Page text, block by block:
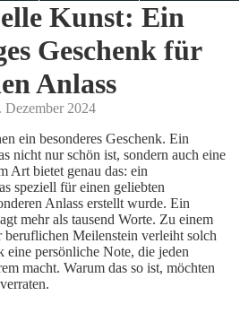
Kunst: Ein
Geschenk für
Anlass
Dezember 2024
ein besonderes Geschenk. Ein
nicht nur schön ist, sondern auch eine
Art bietet genau das: ein
speziell für einen geliebten
Anlass erstellt wurde. Ein
mehr als tausend Worte. Zu einem
beruflichen Meilenstein verleiht solch
eine persönliche Note, die jeden
macht. Warum das so ist, möchten